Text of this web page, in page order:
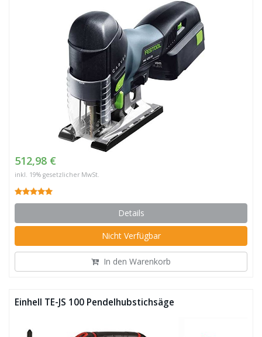
512,98 €
inkl. 19% gesetzlicher MwSt.
Details
Nicht Verfügbar
In den Warenkorb
Einhell TE-JS 100 Pendelhubstichsäge